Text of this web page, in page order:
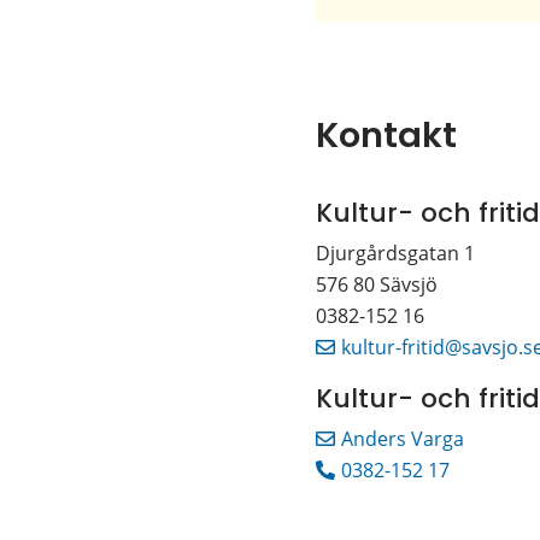
Kultur- och
Djurgårdsgatan 1
576 80 Sävsjö
0382-152 16
kultur-
Kultur- och
Anders Varga
0382-152 17